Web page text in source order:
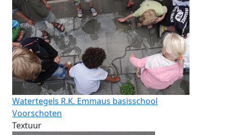
Watertegels R.K. Emmaus basisschool
Voorschoten
Textuur